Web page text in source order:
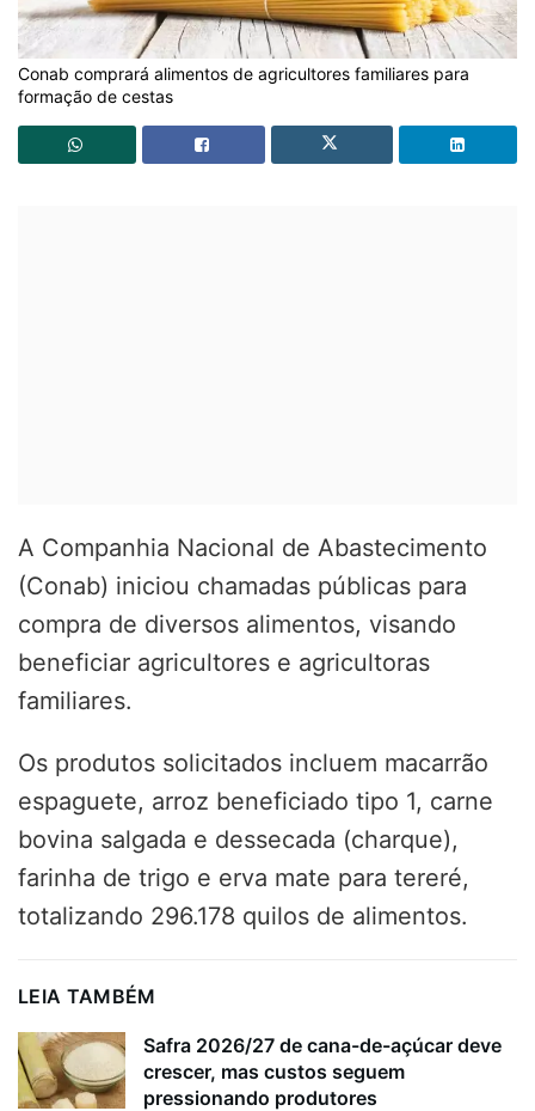
Conab comprará alimentos de agricultores familiares para
formação de cestas
A Companhia Nacional de Abastecimento
(Conab) iniciou chamadas públicas para
compra de diversos alimentos, visando
beneficiar agricultores e agricultoras
familiares.
Os produtos solicitados incluem macarrão
espaguete, arroz beneficiado tipo 1, carne
bovina salgada e dessecada (charque),
farinha de trigo e erva mate para tereré,
totalizando 296.178 quilos de alimentos.
LEIA TAMBÉM
Safra 2026/27 de cana-de-açúcar deve
crescer, mas custos seguem
pressionando produtores